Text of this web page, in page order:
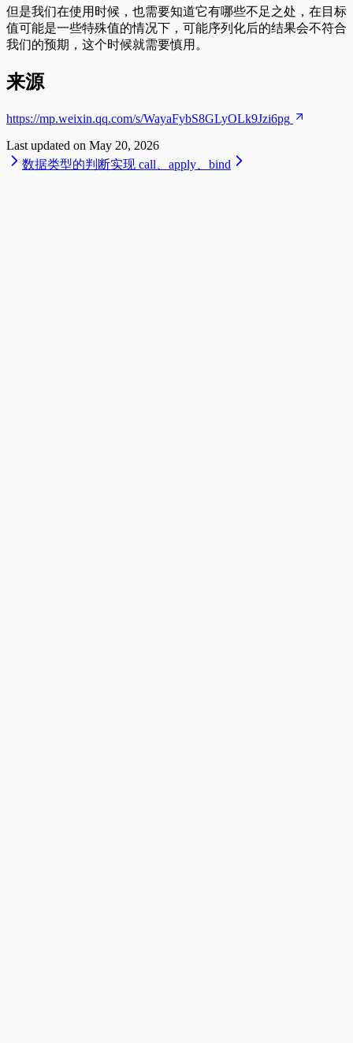
但是我们在使用时候，也需要知道它有哪些不足之处，在目标
值可能是一些特殊值的情况下，可能序列化后的结果会不符合
我们的预期，这个时候就需要慎用。
来源
https://mp.weixin.qq.com/s/WayaFybS8GLyOLk9Jzi6pg
Last updated on May 20, 2026
数据类型的判断实现 call、apply、bind